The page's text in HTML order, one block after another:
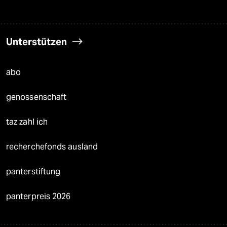
Unterstützen
abo
genossenschaft
taz zahl ich
recherchefonds ausland
panterstiftung
panterpreis 2026